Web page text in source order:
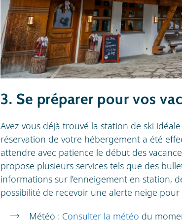
3. Se préparer pour vos
Avez-vous déjà trouvé la station de ski
réservation de votre hébergement a été
attendre avec patience le début des
propose plusieurs services tels que des
informations sur l’enneigement en station,
possibilité de recevoir une alerte neige
Météo : Consulter la météo du